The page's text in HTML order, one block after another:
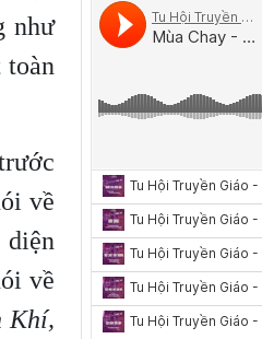
như
về
diện
về
Khí,